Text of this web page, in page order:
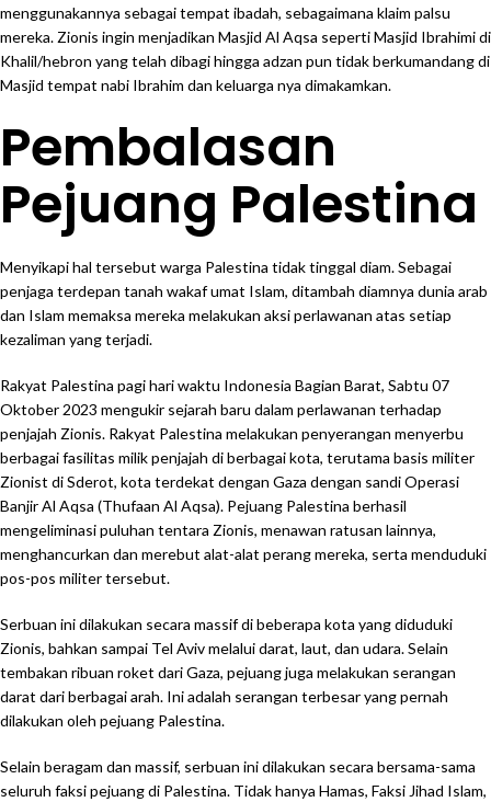
menggunakannya sebagai tempat ibadah, sebagaimana klaim palsu
mereka. Zionis ingin menjadikan Masjid Al Aqsa seperti Masjid Ibrahimi di
Khalil/hebron yang telah dibagi hingga adzan pun tidak berkumandang di
Masjid tempat nabi Ibrahim dan keluarga nya dimakamkan.
Pembalasan
Pejuang Palestina
Menyikapi hal tersebut warga Palestina tidak tinggal diam. Sebagai
penjaga terdepan tanah wakaf umat Islam, ditambah diamnya dunia arab
dan Islam memaksa mereka melakukan aksi perlawanan atas setiap
kezaliman yang terjadi.
Rakyat Palestina pagi hari waktu Indonesia Bagian Barat, Sabtu 07
Oktober 2023 mengukir sejarah baru dalam perlawanan terhadap
penjajah Zionis. Rakyat Palestina melakukan penyerangan menyerbu
berbagai fasilitas milik penjajah di berbagai kota, terutama basis militer
Zionist di Sderot, kota terdekat dengan Gaza dengan sandi Operasi
Banjir Al Aqsa (Thufaan Al Aqsa). Pejuang Palestina berhasil
mengeliminasi puluhan tentara Zionis, menawan ratusan lainnya,
menghancurkan dan merebut alat-alat perang mereka, serta menduduki
pos-pos militer tersebut.
Serbuan ini dilakukan secara massif di beberapa kota yang diduduki
Zionis, bahkan sampai Tel Aviv melalui darat, laut, dan udara. Selain
tembakan ribuan roket dari Gaza, pejuang juga melakukan serangan
darat dari berbagai arah. Ini adalah serangan terbesar yang pernah
dilakukan oleh pejuang Palestina.
Selain beragam dan massif, serbuan ini dilakukan secara bersama-sama
seluruh faksi pejuang di Palestina. Tidak hanya Hamas, Faksi Jihad Islam,